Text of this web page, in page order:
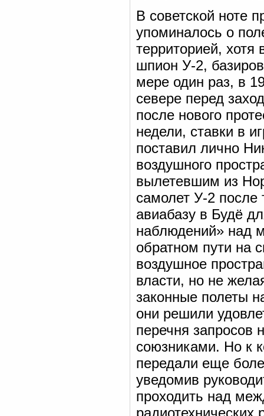
В советской ноте
упоминалось о
территорией, хотя
шпион У-2,
мере один раз, в
севере перед
после нового
недели, ставки в
поставил лично
воздушного
вылетевшим из
самолет У-2 после
авиабазу в Будё
наблюдений» над
обратном пути на
воздушное
власти, но не
законные полеты
они решили
перечня запросов
союзниками. Но к
передали еще
уведомив
проходить над
радиотехнических